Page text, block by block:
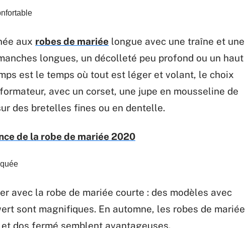
aux robes de mariée longue avec une traîne et une
longues, un décolleté peu profond ou un haut
est le temps où tout est léger et volant, le choix
avec un corset, une jupe en mousseline de
des bretelles fines ou en dentelle.
de la robe de mariée 2020
avec la robe de mariée courte : des modèles avec
sont magnifiques. En automne, les robes de mariée
dos fermé semblent avantageuses.